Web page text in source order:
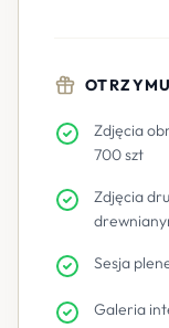
Zdjęcia
700 szt
Zdjęcia
Sesja
Galeria